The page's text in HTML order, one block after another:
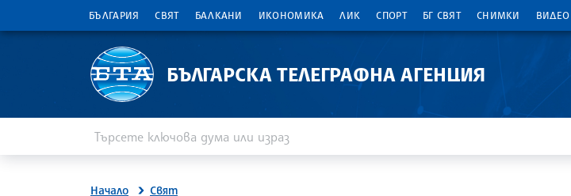
БЪЛГАРИЯ СВЯТ БАЛКАНИ ИКОНОМИКА ЛИК СПОРТ БГ СВЯТ СНИМКИ ВИДЕО
БЪЛГАРСКА ТЕЛЕГРАФНА АГЕНЦИЯ
Начало Свят